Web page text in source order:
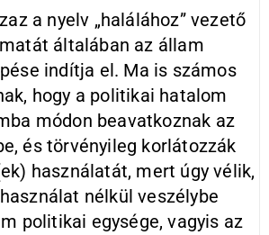
a nyelv „halálához” vezető
általában az állam
indítja el. Ma is számos
hogy a politikai hatalom
módon beavatkoznak az
és törvényileg korlátozzák
használatát, mert úgy vélik,
nélkül veszélybe
politikai egysége, vagyis az